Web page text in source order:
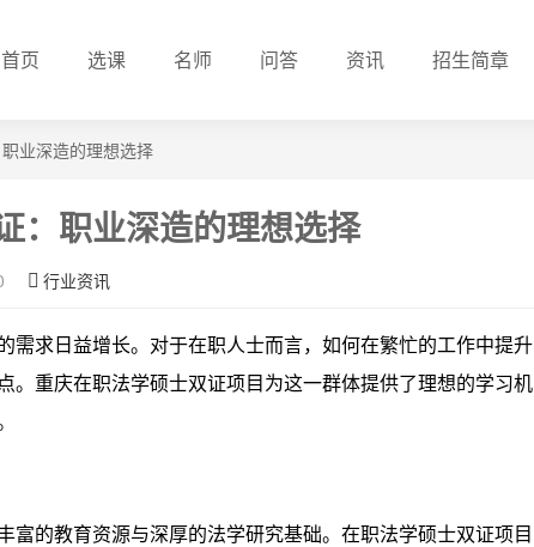
首页 选课 名师 问答 资讯 招生简章
业深造的理想选择
：职业深造的理想选择
行业资讯
需求日益增长。对于在职人士而言，如何在繁忙的工作中提升
。重庆在职法学硕士双证项目为这一群体提供了理想的学习机
富的教育资源与深厚的法学研究基础。在职法学硕士双证项目